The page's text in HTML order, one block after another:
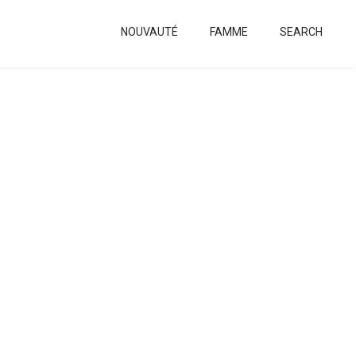
NOUVAUTÉ FAMME SEARCH